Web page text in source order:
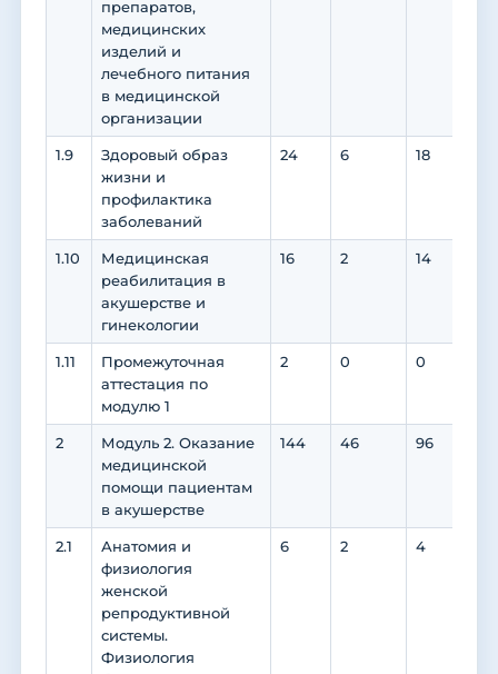
препаратов,
медицинских
изделий и
лечебного питания
в медицинской
организации
1.9
Здоровый образ
жизни и
профилактика
заболеваний
24 6 18
1.10
Медицинская
реабилитация в
акушерстве и
гинекологии
16 2 14
1.11
Промежуточная
аттестация по
модулю 1
2 0 0
2
Модуль 2. Оказание
медицинской
помощи пациентам
в акушерстве
144 46 96
2.1
Анатомия и
физиология
женской
репродуктивной
системы.
Физиология
6 2 4